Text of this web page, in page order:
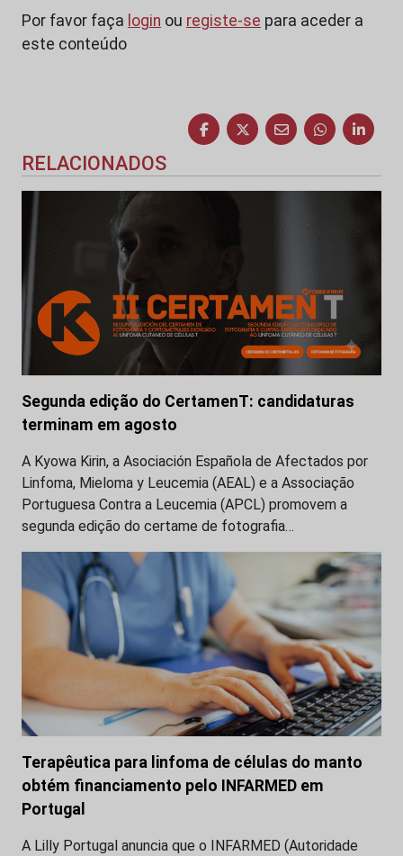
Por favor faça login ou registe-se para aceder a
este conteúdo
RELACIONADOS
Segunda edição do CertamenT: candidaturas
terminam em agosto
A Kyowa Kirin, a Asociación Española de Afectados por
Linfoma, Mieloma y Leucemia (AEAL) e a Associação
Portuguesa Contra a Leucemia (APCL) promovem a
segunda edição do certame de fotografia…
Terapêutica para linfoma de células do manto
obtém financiamento pelo INFARMED em
Portugal
A Lilly Portugal anuncia que o INFARMED (Autoridade